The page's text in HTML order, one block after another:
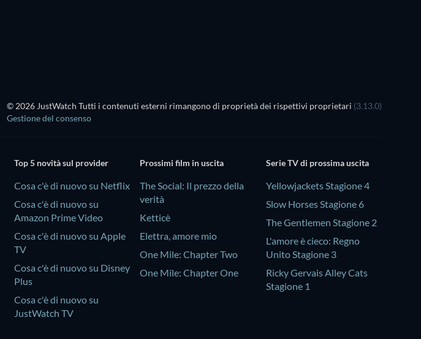
© 2026 JustWatch Tutti i contenuti esterni rimangono di proprietà dei rispettivi proprietari (3.13.0)
Gestione del consenso
Top 5 novità sul provider
Cosa c'è di nuovo su Netflix
Cosa c'è di nuovo su
Amazon Prime Video
Cosa c'è di nuovo su Apple
TV
Cosa c'è di nuovo su Disney
Plus
Cosa c'è di nuovo su
JustWatch TV
Prossimi film in uscita
The Social: Il prezzo della
verità
Ketticè
Elettra, amore mio
One Mile: Chapter Two
One Mile: Chapter One
Serie TV di prossima uscita
Yellowjackets Stagione 4
Slow Horses Stagione 6
The Gentlemen Stagione 2
L'amore è cieco: Regno
Unito Stagione 3
Ricky Gervais Alley Cats
Stagione 1